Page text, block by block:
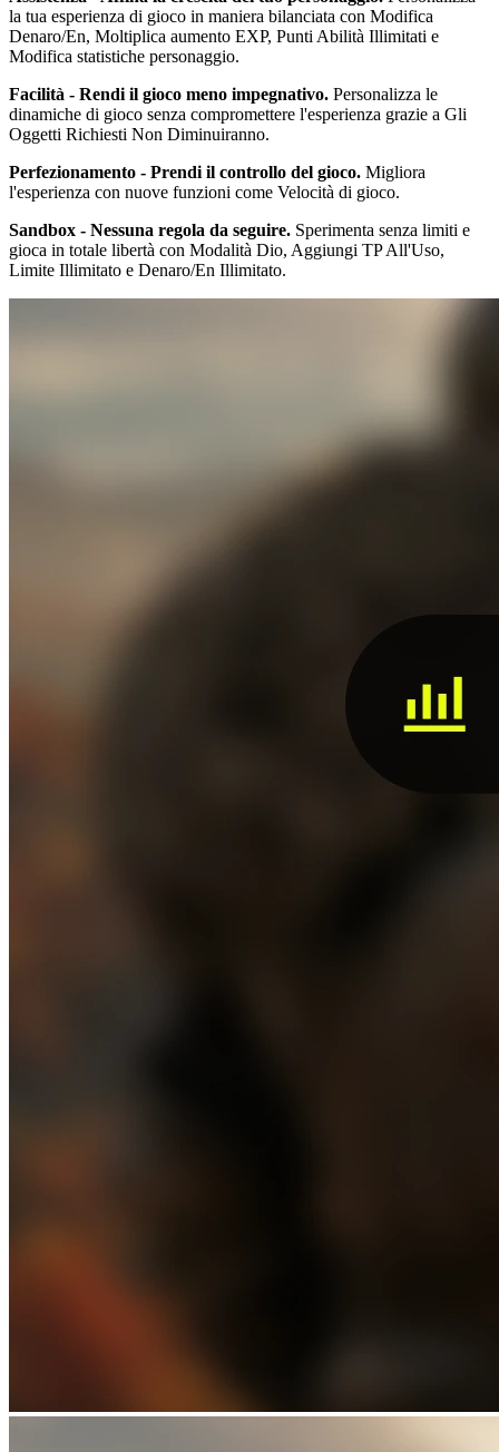
la tua esperienza di gioco in maniera bilanciata con Modifica
Denaro/En, Moltiplica aumento EXP, Punti Abilità Illimitati e
Modifica statistiche personaggio.
Facilità - Rendi il gioco meno impegnativo. Personalizza le
dinamiche di gioco senza compromettere l'esperienza grazie a Gli
Oggetti Richiesti Non Diminuiranno.
Perfezionamento - Prendi il controllo del gioco. Migliora
l'esperienza con nuove funzioni come Velocità di gioco.
Sandbox - Nessuna regola da seguire. Sperimenta senza limiti e
gioca in totale libertà con Modalità Dio, Aggiungi TP All'Uso,
Limite Illimitato e Denaro/En Illimitato.